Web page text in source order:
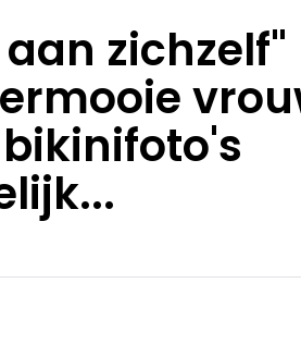
zichzelf"
bikinifoto's